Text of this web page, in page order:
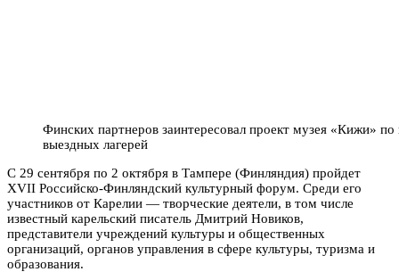
Финских партнеров заинтересовал проект музея «Кижи»
выездных лагерей
С 29 сентября по 2 октября в Тампере (Финляндия) пройдет
XVII Российско-Финляндский культурный форум. Среди его
участников от Карелии — творческие деятели, в том числе
известный карельский писатель Дмитрий Новиков,
представители учреждений культуры и общественных
организаций, органов управления в сфере культуры, туризма и
образования.